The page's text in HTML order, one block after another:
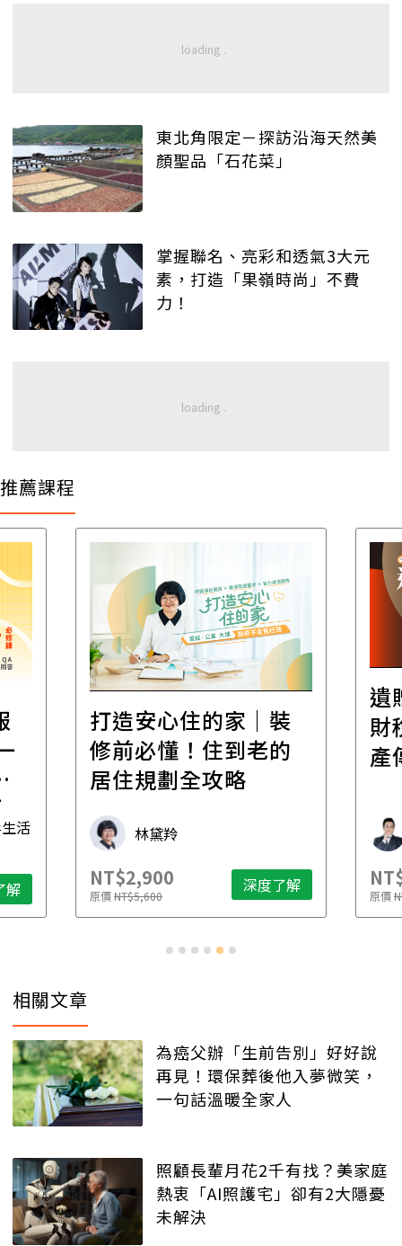
東北角限定－探訪沿海天然美
顏聖品「石花菜」
掌握聯名、亮彩和透氣3大元
素，打造「果嶺時尚」不費
力！
推薦課程
裝
的
度了解
遺贈稅規劃直播課│
財稅專家親授，讓資
產傳承更有效率
財稅專家 朱家棟
NT$2,500
原價NT$4,888 深度了解
相關文章
為癌父辦「生前告別」好好說
再見！環保葬後他入夢微笑，
一句話溫暖全家人
照顧長輩月花2千有找？美家庭
熱衷「AI照護宅」卻有2大隱憂
未解決